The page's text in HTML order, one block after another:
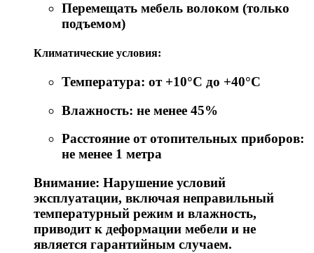
Перемещать мебель волоком (только
подъемом)
Климатические условия:
Температура: от +10°C до +40°C
Влажность: не менее 45%
Расстояние от отопительных приборов:
не менее 1 метра
Внимание: Нарушение условий
эксплуатации, включая неправильный
температурный режим и влажность,
приводит к деформации мебели и не
является гарантийным случаем.